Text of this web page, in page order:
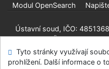
Modul OpenSearch
Ústavní soud, IČO:
660 83 Brno
©1993-2026 IPACv.4.8.63a
Tyto stránky využívají
prohlížení. Další informace o